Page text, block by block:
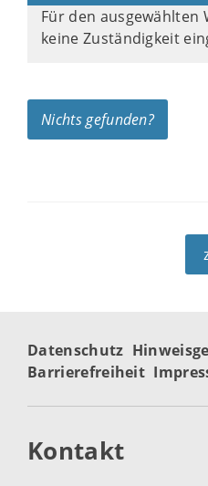
Für den
keine Zuständigkeit
Nichts gefunden?
Datenschutz
Barrierefreiheit
Kontakt